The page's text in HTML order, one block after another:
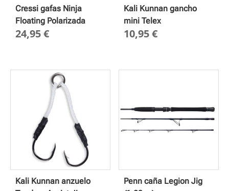
Cressi gafas Ninja
Floating Polarizada
24,95€
Kali Kunnan gancho
mini Telex
10,95€
Kali Kunnan anzuelo
Penn caña Legion Jig